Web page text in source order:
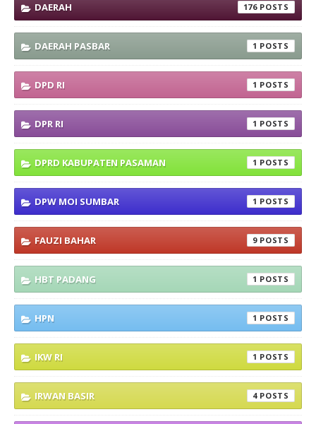
DAERAH 176
DAERAH PASBAR 1
DPD RI 1
DPR RI 1
DPRD KABUPATEN PASAMAN 1
DPW MOI SUMBAR 1
FAUZI BAHAR 9
HBT PADANG 1
HPN 1
IKW RI 1
IRWAN BASIR 4